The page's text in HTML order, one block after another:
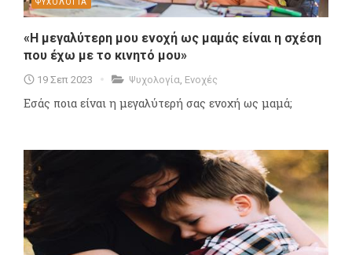
ΨΥΧΟΛΟΓΙΑ
«H μεγαλύτερη μου ενοχή ως μαμάς είναι η σχέση
που έχω με το κινητό μου»
19 Σεπ 2023 Ψυχολογία, Ενοχές
Εσάς ποια είναι η μεγαλύτερή σας ενοχή ως μαμά;